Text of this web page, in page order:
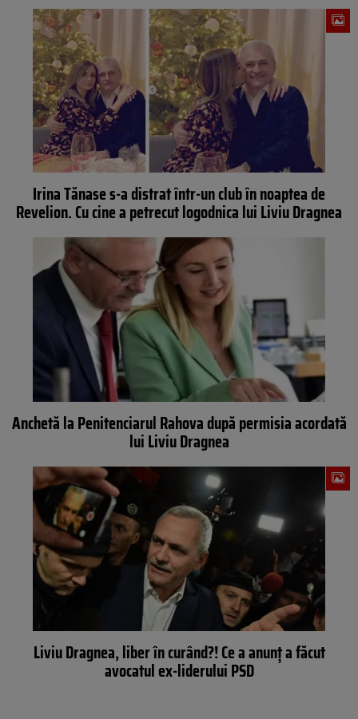
Irina Tănase s-a distrat într-un club în noaptea de
Revelion. Cu cine a petrecut logodnica lui Liviu Dragnea
Anchetă la Penitenciarul Rahova după permisia acordată
lui Liviu Dragnea
Liviu Dragnea, liber în curând?! Ce a anunț a făcut
avocatul ex-liderului PSD